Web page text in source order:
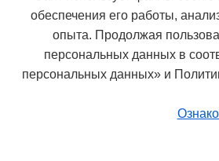
обеспечения его работы,
опыта. Продолжая
персональных данных в
персональных данных» и